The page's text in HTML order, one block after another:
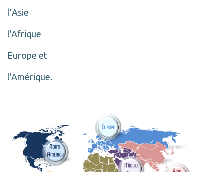
l’Asie
l'Afrique
Europe et
l'Amérique.